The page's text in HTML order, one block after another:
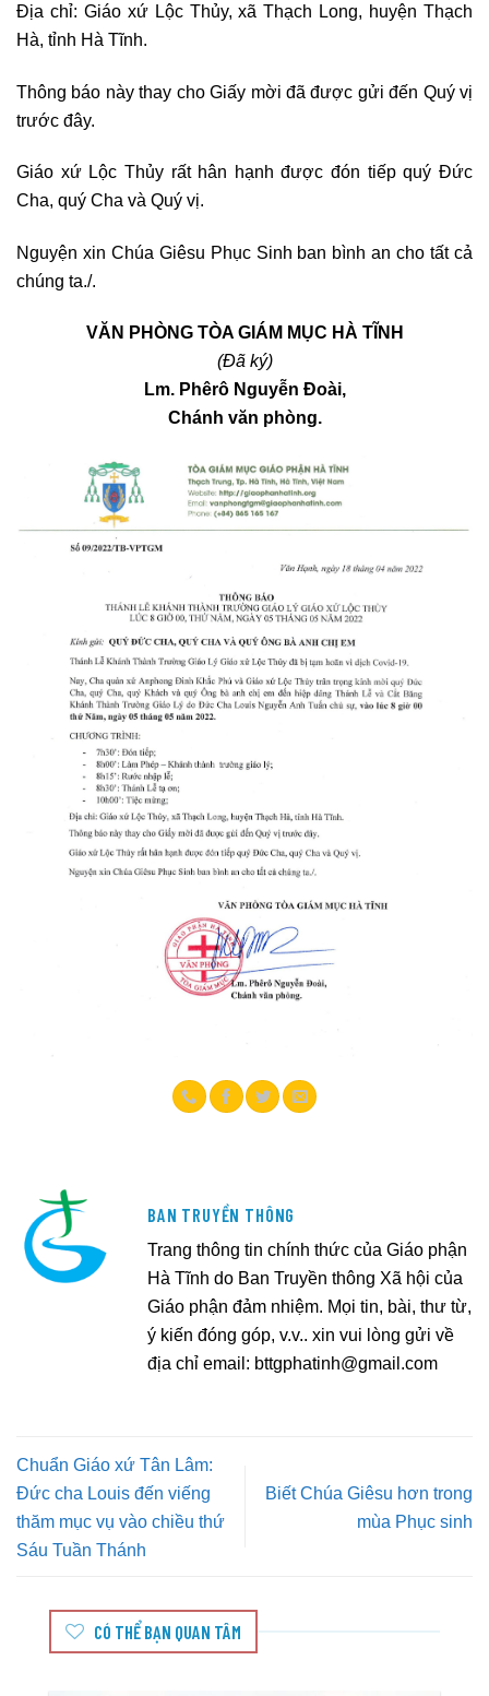
Địa chỉ: Giáo xứ Lộc Thủy, xã Thạch Long, huyện Thạch
Hà, tỉnh Hà Tĩnh.
Thông báo này thay cho Giấy mời đã được gửi đến Quý vị
trước đây.
Giáo xứ Lộc Thủy rất hân hạnh được đón tiếp quý Đức
Cha, quý Cha và Quý vị.
Nguyện xin Chúa Giêsu Phục Sinh ban bình an cho tất cả
chúng ta./.
VĂN PHÒNG TÒA GIÁM MỤC HÀ TĨNH
(Đã ký)
Lm. Phêrô Nguyễn Đoài,
Chánh văn phòng.
BAN TRUYỀN THÔNG
Trang thông tin chính thức của Giáo phận
Hà Tĩnh do Ban Truyền thông Xã hội của
Giáo phận đảm nhiệm. Mọi tin, bài, thư từ,
ý kiến đóng góp, v.v.. xin vui lòng gửi về
địa chỉ email: bttgphatinh@gmail.com
Chuẩn Giáo xứ Tân Lâm:
Đức cha Louis đến viếng
thăm mục vụ vào chiều thứ
Sáu Tuần Thánh
Biết Chúa Giêsu hơn trong
mùa Phục sinh
CÓ THỂ BẠN QUAN TÂM